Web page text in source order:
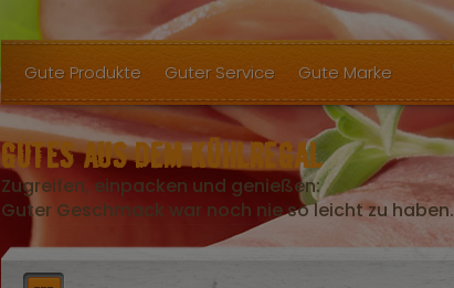
Gute Produkte Guter Service Gute Marke
GUTES AUS DEM KÜHLREGAL
Zugreifen, einpacken und genießen:
Guter Geschmack war noch nie so leicht zu haben.